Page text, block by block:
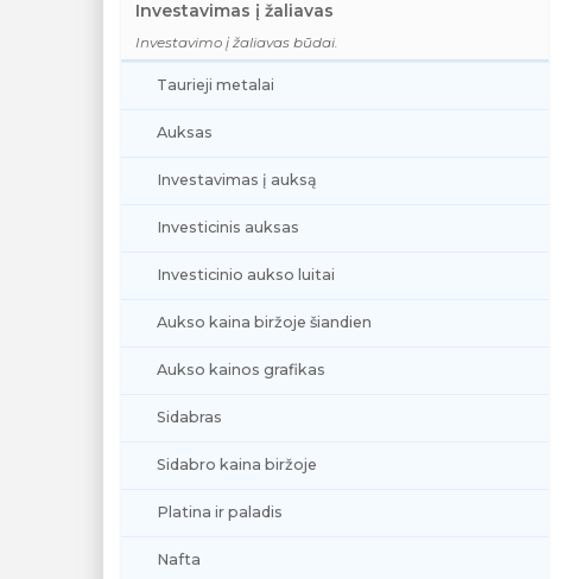
Investavimas į žaliavas
Investavimo į žaliavas būdai.
Taurieji metalai
Auksas
Investavimas į auksą
Investicinis auksas
Investicinio aukso luitai
Aukso kaina biržoje šiandien
Aukso kainos grafikas
Sidabras
Sidabro kaina biržoje
Platina ir paladis
Nafta